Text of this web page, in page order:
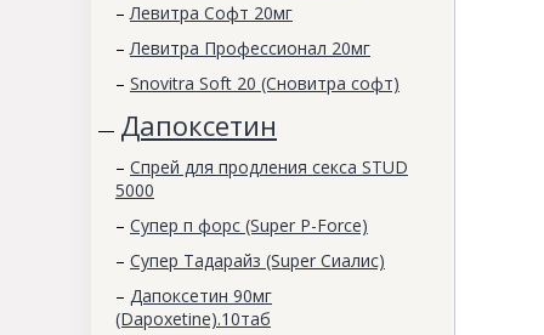
– Левитра Софт 20мг
– Левитра Профессионал 20мг
– Snovitra Soft 20 (Сновитра софт)
— Дапоксетин
– Спрей для продления секса STUD
5000
– Супер п форс (Super P-Force)
– Супер Тадарайз (Super Сиалис)
– Дапоксетин 90мг
(Dapoxetine).10таб